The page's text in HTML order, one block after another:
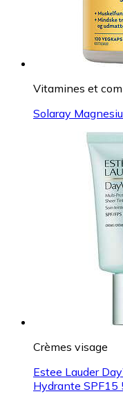
Vitamines et
Solaray
Crèmes visage
Estee Lauder
Hydrante SPF15